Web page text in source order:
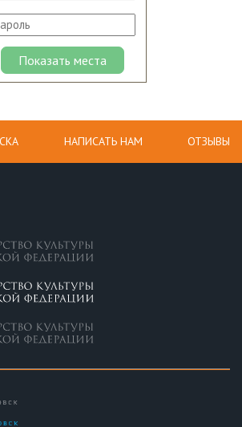
НАПИСАТЬ НАМ ОТЗЫВЫ